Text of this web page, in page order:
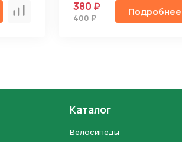
Сравнить
380 ₽
400 ₽ Подробнее
Каталог
Велосипеды